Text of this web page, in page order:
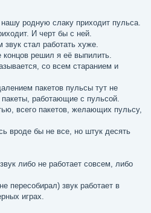
родную слаку приходит пульса.
И черт бы с ней.
стал работать хуже.
концов решил я её выпилить.
со всем старанием и
пакетов пульсы тут не
работающие с пульсой.
всего пакетов, желающих пульсу,
вроде бы не все, но штук десять
либо не работает совсем, либо
пересобирал) звук работает в
играх.